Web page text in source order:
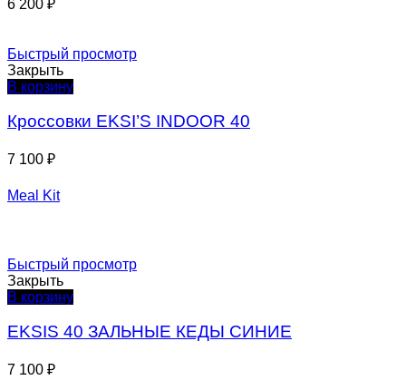
6 200 ₽
Быстрый просмотр
Закрыть
В корзину
Кроссовки EKSI’S INDOOR 40
7 100 ₽
Meal Kit
Быстрый просмотр
Закрыть
В корзину
EKSIS 40 ЗАЛЬНЫЕ КЕДЫ СИНИЕ
7 100 ₽